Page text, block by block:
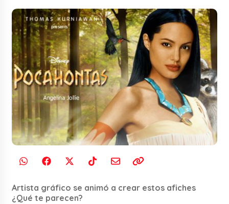
Artista gráfico se animó a crear estos afiches
¿Qué te parecen?